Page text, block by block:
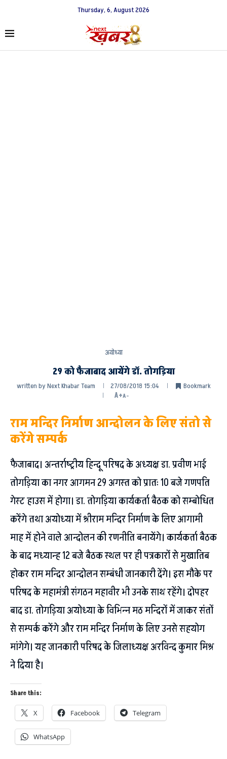
Thursday, 6, August 2026
अयोध्या
29 को फैजाबाद आयेंगे डॉ. तोगड़िया
written byNext Khabar Team 27/08/2018 15:04
Bookmark
A+A-
राम मन्दिर निर्माण आन्दोलन के लिए संतो से
करेंगे सम्पर्क
फैजाबाद। अन्तर्राष्ट्रीय हिन्दू परिषद के अध्यक्ष डा. प्रवीण भाई
तोगड़िया का नगर आगमन 29 अगस्त को प्रातः 10 बजे गणपति
गेस्ट हाउस में होगा। डा. तोगड़िया कार्यकर्ता बैठक को सम्बोधित
करेंगे तथा अयोध्या में श्रीराम मन्दिर निर्माण के लिए आगामी
माह में होने वाले आन्दोलन की रणनीति बनायेंगे। कार्यकर्ता बैठक
के बाद मध्यान्ह 12 बजे बैठक स्थल पर ही पत्रकारों से मुखातिब
होकर राम मन्दिर आन्दोलन सम्बंधी जानकारी देंगे। इस मौके पर
परिषद के महामंत्री संगठन महावीर भी उनके साथ रहेंगे। दोपहर
बाद डा. तोगड़िया अयोध्या के विभिन्न मठ मन्दिरों में जाकर संतों
से सम्पर्क करेंगे और राम मन्दिर निर्माण के लिए उनसे सहयोग
मांगेगे। यह जानकारी परिषद के जिलाध्यक्ष अरविन्द कुमार मिश्र
ने दिया है।
Share this:
X Facebook Telegram
WhatsApp